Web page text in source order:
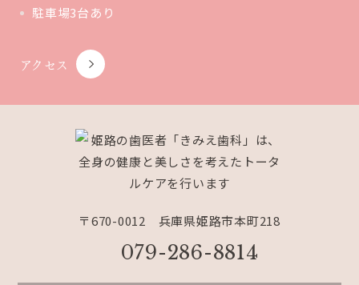
駐車場3台あり
アクセス
〒670-0012 兵庫県姫路市本町218
079-286-8814